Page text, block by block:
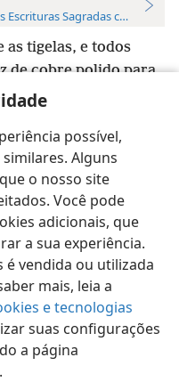
possível,
Alguns
o nosso site
Você pode
adicionais, que
a sua experiência.
é vendida ou utilizada
mais, leia a
e tecnologias
suas configurações
a página
.
Sagradas com
as tigelas, e todos
de cobre polido para
Preferências
Tract Society of Pennsylvania
de Privacidade
JW.ORG Login